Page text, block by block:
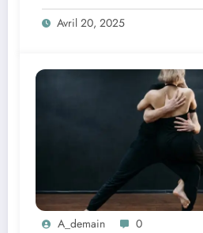
Avril 20, 2025
A_demain 0